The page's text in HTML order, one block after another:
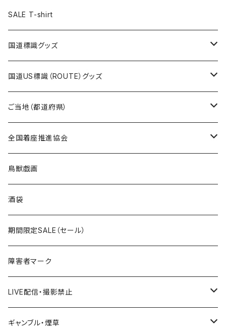
ランチバッグ
エコバッグ
クリアファイル
ステッカー
ホテルキーホルダー
モーテルキーホルダー
トートバッグ
マスク
エコバッグ
千葉ロッテマリーンズコラボ
ステッカー
モーテルキーホルダー
ホテルキーホルダー
トートバッグ
ステッカー
ホテルキーホルダー
キャップ
ステッカー
Tシャツ
ステッカー
ホテルキーホルダー
SALE T-shirt
国道標識グッズ
ステッカー
国道0～99号線
国道100～199号線
国道600～699号線
国道700～799号線
Tシャツ
キャップ
国道US標識（ROUTE）グッズ
ステッカー
ROUTE 0～99号線
ROUTE100～199号線
ROUTE600～699号線
Tシャツ
ROUTE 0～99号線
ROUTE 100～199号線
キャップ
ROUTE 0～99号線
ROUTE 100～199号線
ご当地（都道府県）
北海道
青森県
岩手県
宮城県
秋田県
Tシャツ
ステッカー
山形県
福島県
全国着座推進協会
ステッカー
鳥獣戯画
酒袋
期間限定SALE（セール）
障害者マーク
LIVE配信・撮影禁止
LIVE配信禁止
ギャンブル・煙草